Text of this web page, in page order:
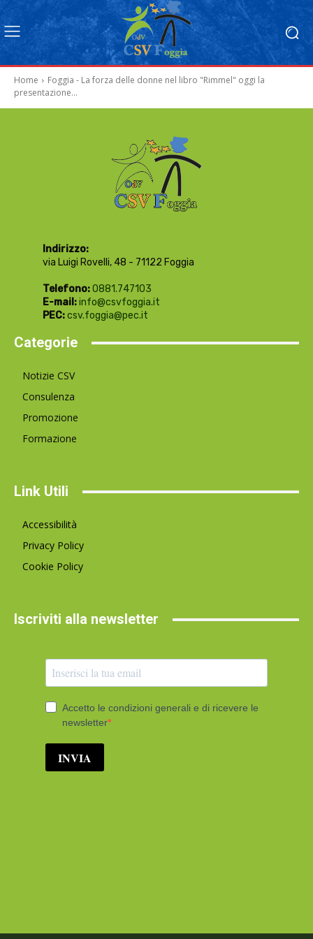
Home
Foggia - La forza delle donne nel libro "Rimmel" oggi la
presentazione...
Indirizzo:
via Luigi Rovelli, 48 - 71122 Foggia
Telefono:0881.747103
E-mail:info@csvfoggia.it
PEC:csv.foggia@pec.it
Categorie
Notizie CSV
Consulenza
Promozione
Formazione
Link Utili
Accessibilità
Privacy Policy
Cookie Policy
Iscriviti alla newsletter